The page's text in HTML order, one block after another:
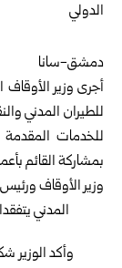
دمشق-سانا
أجرى وزير
للطيران المدني
للخدمات
بمشاركة القائم
وأكد